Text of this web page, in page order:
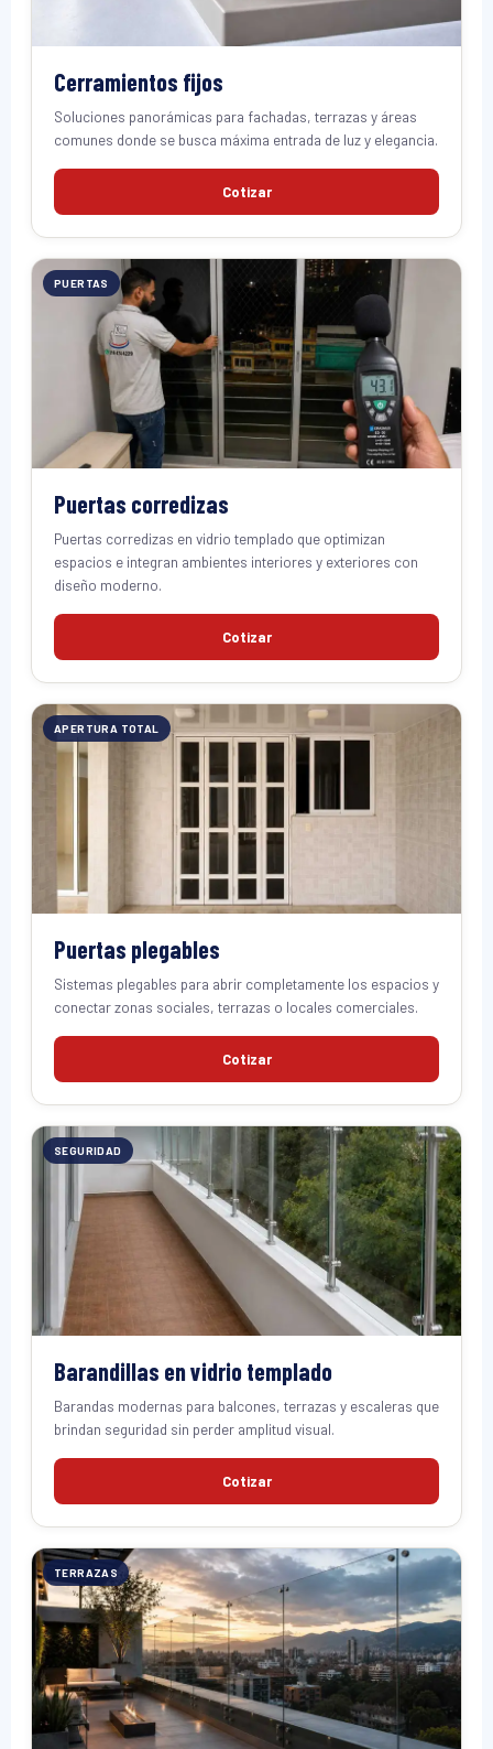
Cerramientos fijos
Soluciones panorámicas para fachadas, terrazas y áreas
comunes donde se busca máxima entrada de luz y elegancia.
Cotizar
PUERTAS
Puertas corredizas
Puertas corredizas en vidrio templado que optimizan
espacios e integran ambientes interiores y exteriores con
diseño moderno.
Cotizar
APERTURA TOTAL
Puertas plegables
Sistemas plegables para abrir completamente los espacios y
conectar zonas sociales, terrazas o locales comerciales.
Cotizar
SEGURIDAD
Barandillas en vidrio templado
Barandas modernas para balcones, terrazas y escaleras que
brindan seguridad sin perder amplitud visual.
Cotizar
TERRAZAS